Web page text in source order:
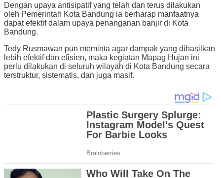
Dengan upaya antisipatif yang telah dan terus dilakukan
oleh Pemerintah Kota Bandung ia berharap manfaatnya
dapat efektif dalam upaya penanganan banjir di Kota
Bandung.
Tedy Rusmawan pun meminta agar dampak yang dihasilkan
lebih efektif dan efisien, maka kegiatan Mapag Hujan ini
perlu dilakukan di seluruh wilayah di Kota Bandung secara
terstruktur, sistematis, dan juga masif.